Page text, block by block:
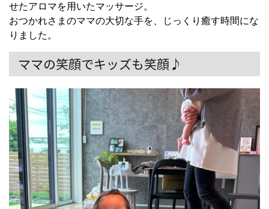
せたアロマを用いたマッサージ。
おつかれさまのママの大切な手を、じっくり癒す時間にな
りました。
ママの笑顔でキッズも笑顔♪